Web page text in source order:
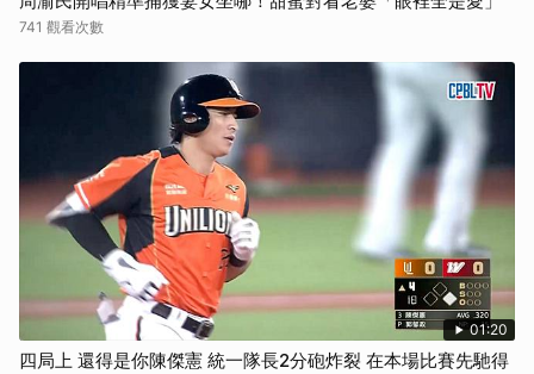
741 觀看次數
01:20
四局上 還得是你陳傑憲 統一隊長2分砲炸裂 在本場比賽先馳得